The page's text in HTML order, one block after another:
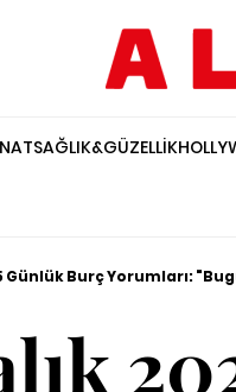
SAĞLIK&GÜZELLİK
Günlük Burç Yorumları: